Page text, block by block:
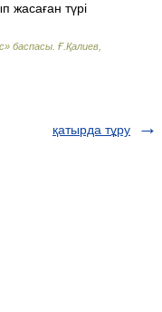
жасаған түрі
баспасы Ғ.Қалиев,
қатырда тұру